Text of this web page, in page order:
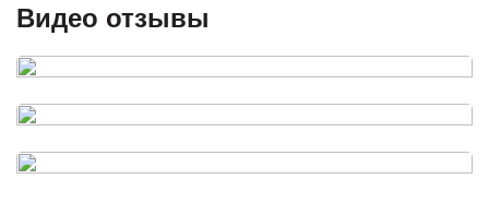
Видео отзывы